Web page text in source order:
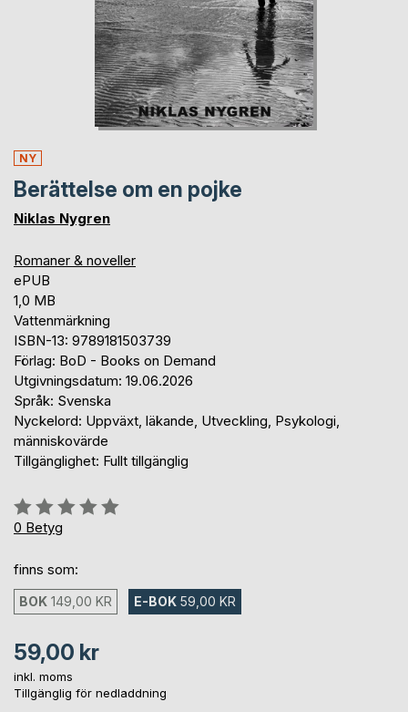
NY
Berättelse om en pojke
Niklas Nygren
Romaner & noveller
ePUB
1,0 MB
Vattenmärkning
ISBN-13: 9789181503739
Förlag: BoD - Books on Demand
Utgivningsdatum: 19.06.2026
Språk: Svenska
Nyckelord: Uppväxt, läkande, Utveckling, Psykologi,
människovärde
Tillgänglighet: Fullt tillgänglig
Betyg::
0%
0 Betyg
finns som:
BOK 149,00 KR E-BOK 59,00 KR
59,00 kr
inkl. moms
Tillgänglig för nedladdning